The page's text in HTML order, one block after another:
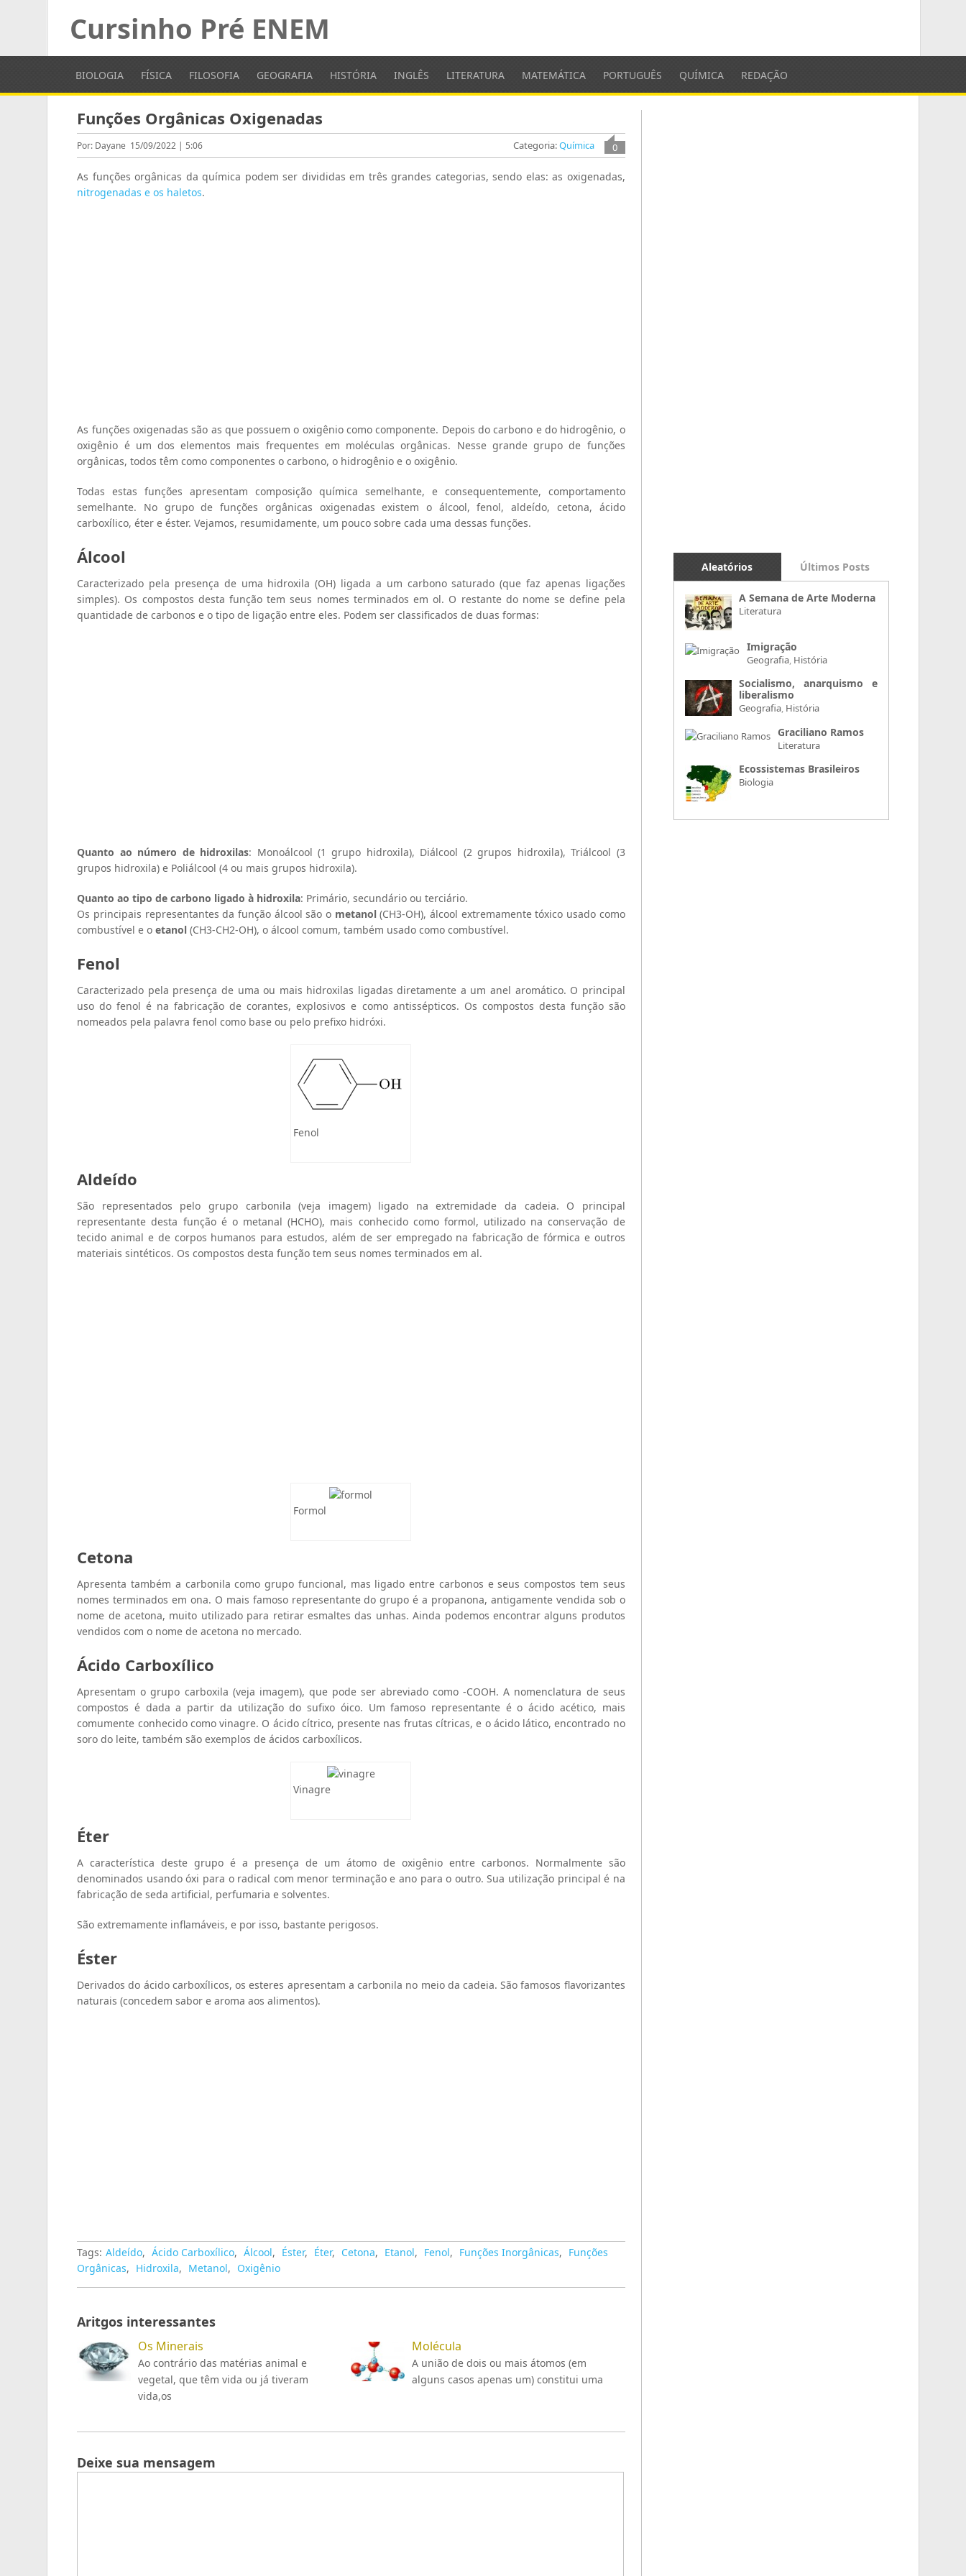
Cursinho Pré ENEM
BIOLOGIA FÍSICA FILOSOFIA GEOGRAFIA HISTÓRIA INGLÊS LITERATURA MATEMÁTICA PORTUGUÊS QUÍMICA REDAÇÃO
Funções Orgânicas Oxigenadas
Por: Dayane 15/09/2022 | 5:06 0
Categoria:Química
As funções orgânicas da química podem ser divididas em três grandes categorias, sendo elas: as oxigenadas,
nitrogenadas e os haletos.
As funções oxigenadas são as que possuem o oxigênio como componente. Depois do carbono e do hidrogênio, o
oxigênio é um dos elementos mais frequentes em moléculas orgânicas. Nesse grande grupo de funções
orgânicas, todos têm como componentes o carbono, o hidrogênio e o oxigênio.
Todas estas funções apresentam composição química semelhante, e consequentemente, comportamento
semelhante. No grupo de funções orgânicas oxigenadas existem o álcool, fenol, aldeído, cetona, ácido
carboxílico, éter e éster. Vejamos, resumidamente, um pouco sobre cada uma dessas funções.
Álcool
Caracterizado pela presença de uma hidroxila (OH) ligada a um carbono saturado (que faz apenas ligações
simples). Os compostos desta função tem seus nomes terminados em ol. O restante do nome se define pela
quantidade de carbonos e o tipo de ligação entre eles. Podem ser classificados de duas formas:
Quanto ao número de hidroxilas: Monoálcool (1 grupo hidroxila), Diálcool (2 grupos hidroxila), Triálcool (3
grupos hidroxila) e Poliálcool (4 ou mais grupos hidroxila).
Quanto ao tipo de carbono ligado à hidroxila: Primário, secundário ou terciário.
Os principais representantes da função álcool são o metanol(CH3-OH), álcool extremamente tóxico usado como
combustível e oetanol (CH3-CH2-OH), o álcool comum, também usado como combustível.
Fenol
Caracterizado pela presença de uma ou mais hidroxilas ligadas diretamente a um anel aromático. O principal
uso do fenol é na fabricação de corantes, explosivos e como antissépticos. Os compostos desta função são
nomeados pela palavra fenol como base ou pelo prefixo hidróxi.
Fenol
Aldeído
São representados pelo grupo carbonila (veja imagem) ligado na extremidade da cadeia. O principal
representante desta função é o metanal (HCHO), mais conhecido como formol, utilizado na conservação de
tecido animal e de corpos humanos para estudos, além de ser empregado na fabricação de fórmica e outros
materiais sintéticos. Os compostos desta função tem seus nomes terminados em al.
Formol
Cetona
Apresenta também a carbonila como grupo funcional, mas ligado entre carbonos e seus compostos tem seus
nomes terminados em ona. O mais famoso representante do grupo é a propanona, antigamente vendida sob o
nome de acetona, muito utilizado para retirar esmaltes das unhas. Ainda podemos encontrar alguns produtos
vendidos com o nome de acetona no mercado.
Ácido Carboxílico
Apresentam o grupo carboxila (veja imagem), que pode ser abreviado como -COOH. A nomenclatura de seus
compostos é dada a partir da utilização do sufixo óico. Um famoso representante é o ácido acético, mais
comumente conhecido como vinagre. O ácido cítrico, presente nas frutas cítricas, e o ácido lático, encontrado no
soro do leite, também são exemplos de ácidos carboxílicos.
Vinagre
Éter
A característica deste grupo é a presença de um átomo de oxigênio entre carbonos. Normalmente são
denominados usando óxi para o radical com menor terminação e ano para o outro. Sua utilização principal é na
fabricação de seda artificial, perfumaria e solventes.
São extremamente inflamáveis, e por isso, bastante perigosos.
Éster
Derivados do ácido carboxílicos, os esteres apresentam a carbonila no meio da cadeia. São famosos flavorizantes
naturais (concedem sabor e aroma aos alimentos).
Tags: Aldeído, Ácido Carboxílico, Álcool, Éster, Éter, Cetona, Etanol, Fenol, Funções Inorgânicas, Funções
Orgânicas, Hidroxila, Metanol, Oxigênio
Aritgos interessantes
Os Minerais
Ao contrário das matérias animal e
vegetal, que têm vida ou já tiveram
vida,os
Molécula
A união de dois ou mais átomos (em
alguns casos apenas um) constitui uma
Deixe sua mensagem
Aleatórios Últimos Posts
A Semana de Arte Moderna
Literatura
Imigração
Geografia, História
Socialismo, anarquismo e
liberalismo
Geografia, História
Graciliano Ramos
Literatura
Ecossistemas Brasileiros
Biologia